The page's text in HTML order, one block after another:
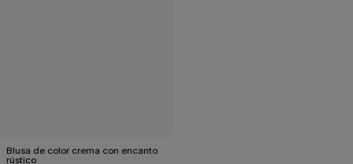
Blusa de color crema con encanto
rústico